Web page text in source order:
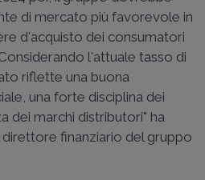
di mercato più favorevole in
d'acquisto dei consumatori
l'attuale tasso di
riflette una buona
una forte disciplina dei
dei marchi distributori" ha
direttore finanziario del gruppo